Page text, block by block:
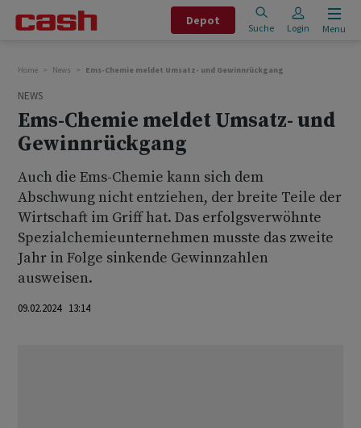
Depot
Suche Login Menu
Home News Ems-Chemie meldet Umsatz- und Gewinnrückgang
NEWS
Ems-Chemie meldet Umsatz- und
Gewinnrückgang
Auch die Ems-Chemie kann sich dem
Abschwung nicht entziehen, der breite Teile der
Wirtschaft im Griff hat. Das erfolgsverwöhnte
Spezialchemieunternehmen musste das zweite
Jahr in Folge sinkende Gewinnzahlen
ausweisen.
09.02.2024 13:14